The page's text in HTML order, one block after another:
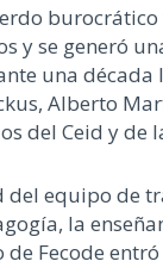
y se generó
una
Alberto
del Ceid y de
equipo de
la
Fecode